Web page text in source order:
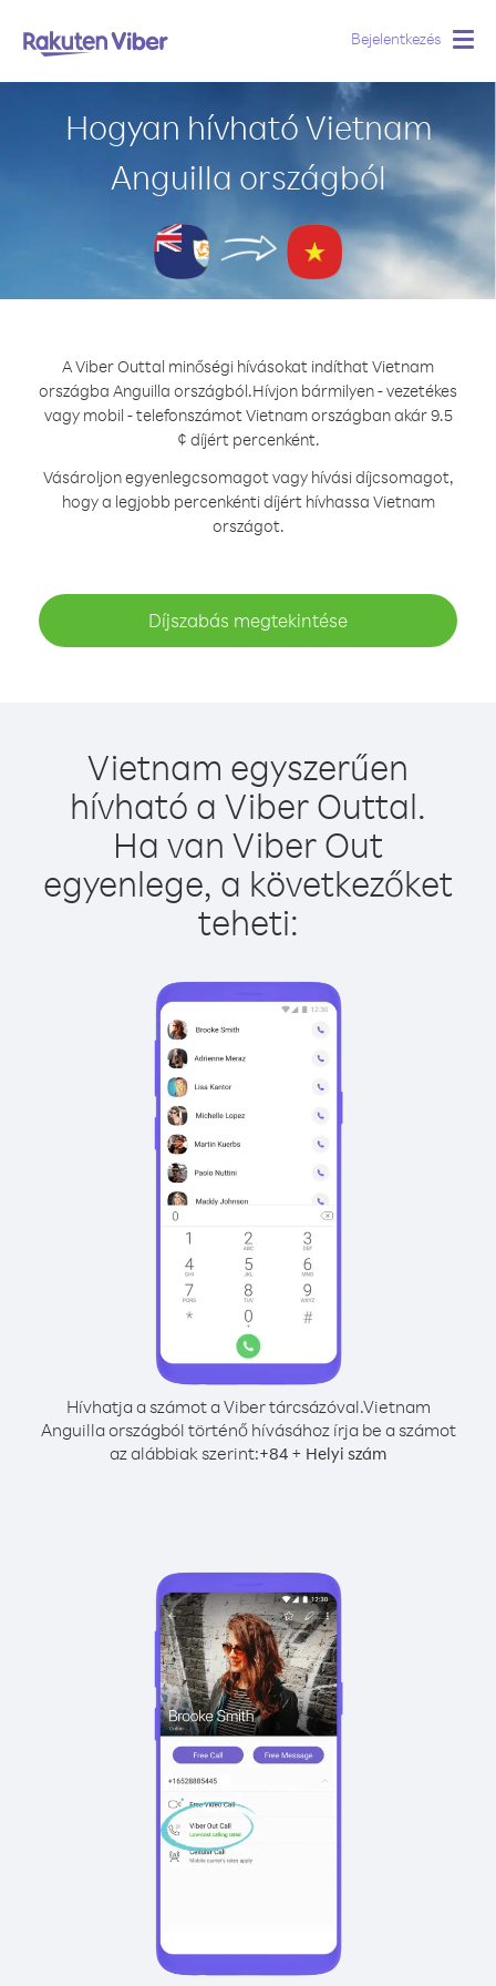
Bejelentkezés
Hogyan hívható Vietnam
Anguilla országból
A Viber Outtal minőségi hívásokat indíthat Vietnam
országba Anguilla országból.Hívjon bármilyen - vezetékes
vagy mobil - telefonszámot Vietnam országban akár 9.5
¢ díjért percenként.
Vásároljon egyenlegcsomagot vagy hívási díjcsomagot,
hogy a legjobb percenkénti díjért hívhassa Vietnam
országot.
Díjszabás megtekintése
Vietnam egyszerűen
hívható a Viber Outtal.
Ha van Viber Out
egyenlege, a következőket
teheti:
Hívhatja a számot a Viber tárcsázóval.Vietnam
Anguilla országból történő hívásához írja be a számot
az alábbiak szerint:+84 + Helyi szám